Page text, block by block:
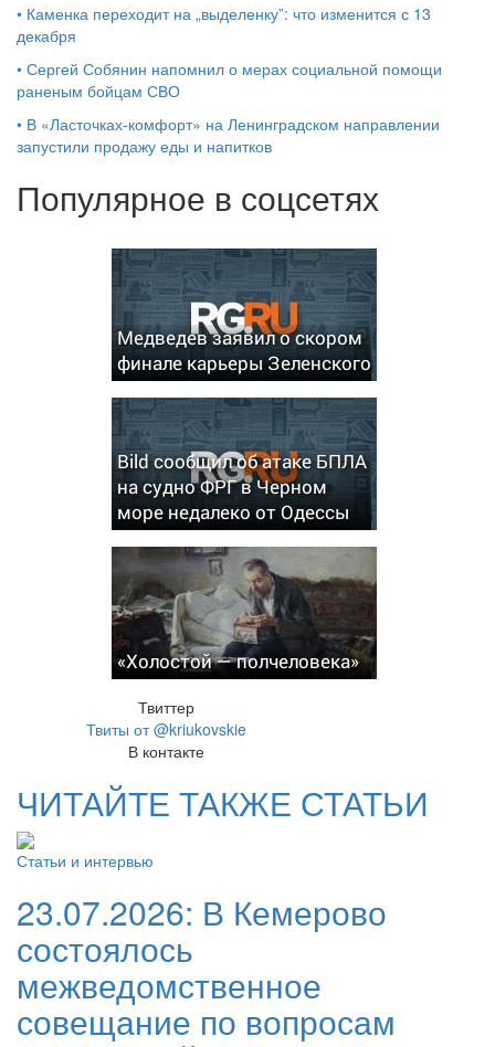
• Каменка переходит на „выделенку”: что изменится с 13
декабря
• Сергей Собянин напомнил о мерах социальной помощи
раненым бойцам СВО
• В «Ласточках‑комфорт» на Ленинградском направлении
запустили продажу еды и напитков
Популярное в соцсетях
Медведев заявил о скором
финале карьеры Зеленского
Bild сообщил об атаке БПЛА
на судно ФРГ в Черном
море недалеко от Одессы
«Холостой — полчеловека»
Твиттер
Твиты от @kriukovskie
В контакте
ЧИТАЙТЕ ТАКЖЕ СТАТЬИ
Статьи и интервью
23.07.2026: В Кемерово
состоялось
межведомственное
совещание по вопросам